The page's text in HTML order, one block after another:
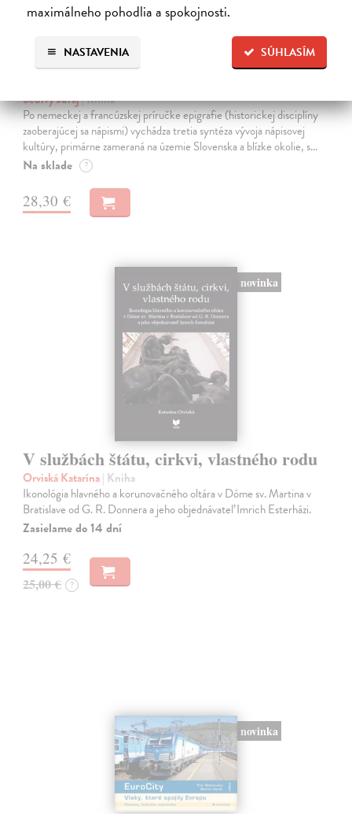
maximálneho pohodlia a spokojnosti.
SÚHLASÍM
NASTAVENIA
Šedivý Juraj| Kniha
Po nemeckej a francúzskej príručke epigrafie (historickej disciplíny
zaoberajúcej sa nápismi) vychádza tretia syntéza vývoja nápisovej
kultúry, primárne zameraná na územie Slovenska a blízke okolie, s…
Na sklade ?
28,30 €
novinka
V službách štátu, cirkvi, vlastného rodu
Orviská Katarína| Kniha
Ikonológia hlavného a korunovačného oltára v Dóme sv. Martina v
Bratislave od G. R. Donnera a jeho objednávateľ Imrich Esterházi.
Zasielame do 14 dní
24,25 €
25,00 € ?
novinka